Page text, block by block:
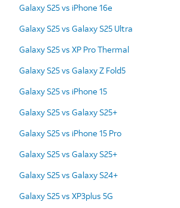
Galaxy S25 vs iPhone 16e
Galaxy S25 vs Galaxy S25 Ultra
Galaxy S25 vs XP Pro Thermal
Galaxy S25 vs Galaxy Z Fold5
Galaxy S25 vs iPhone 15
Galaxy S25 vs Galaxy S25+
Galaxy S25 vs iPhone 15 Pro
Galaxy S25 vs Galaxy S25+
Galaxy S25 vs Galaxy S24+
Galaxy S25 vs XP3plus 5G